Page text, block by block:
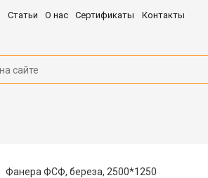
Статьи О нас Сертификаты Контакты
Фанера ФСФ, береза, 2500*1250